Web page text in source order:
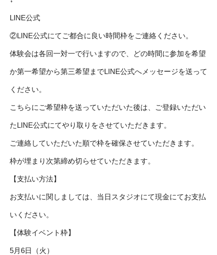
LINE公式
②LINE公式にてご都合に良い時間枠をご連絡ください。
体験会は各回一対一で行いますので、どの時間に参加を希望
か第一希望から第三希望までLINE公式へメッセージを送って
ください。
こちらにご希望枠を送っていただいた後は、ご登録いただい
たLINE公式にてやり取りをさせていただきます。
ご連絡していただいた順で枠を確保させていただきます。
枠が埋まり次第締め切らせていただきます。
【支払い方法】
お支払いに関しましては、当日スタジオにて現金にてお支払
いください。
【体験イベント枠】
5月6日（火）